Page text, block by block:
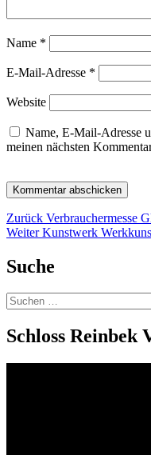
Name *
E-Mail-Adresse *
Website
Name, E-Mail-Adresse
meinen nächsten
Zurück Vorheriger
Beitrag:
Verbrauchermesse
Weiter Nächster
Kunstwerk
Suche
Suchen
nach:
Schloss Reinbek